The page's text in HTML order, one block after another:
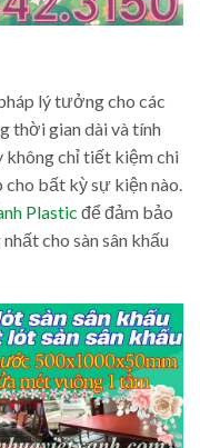
lý tưởng cho các
thời gian dài và tính
không chỉ tiết kiệm chi
cho bất kỳ sự kiện nào.
Plastic để đảm bảo
cho sàn sân khấu